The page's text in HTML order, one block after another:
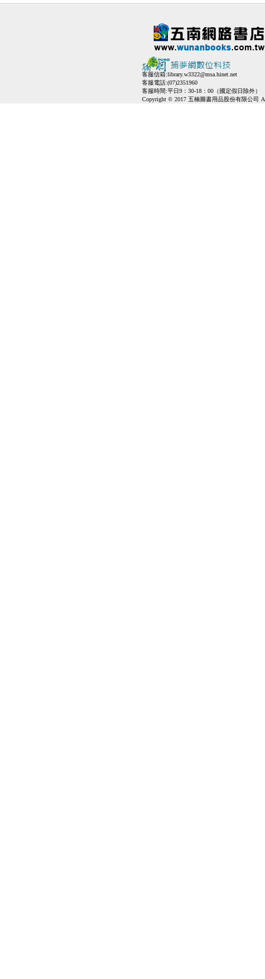
客服信箱:library.w3322@msa.hinet.net
客服電話:(07)2351960
客服時間:平日9：30-18：00（國定假日除外）
Copyright © 2017 五楠圖書用品股份有限公司